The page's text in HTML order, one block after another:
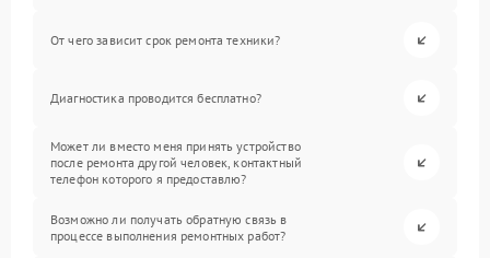
От чего зависит срок ремонта техники?
Диагностика проводится бесплатно?
Может ли вместо меня принять устройство
после ремонта другой человек, контактный
телефон которого я предоставлю?
Возможно ли получать обратную связь в
процессе выполнения ремонтных работ?